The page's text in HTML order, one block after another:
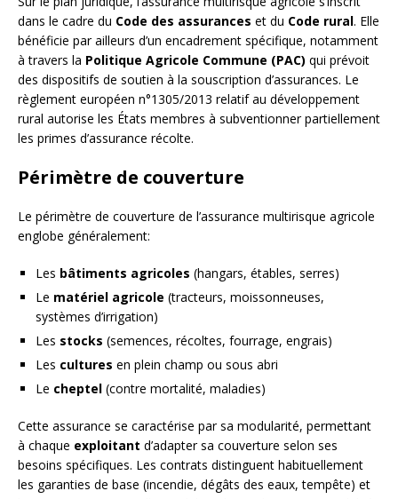
dans le cadre du Code des assurances et du Code rural. Elle
bénéficie par ailleurs d’un encadrement spécifique, notamment
à travers la Politique Agricole Commune (PAC) qui prévoit
des dispositifs de soutien à la souscription d’assurances. Le
règlement européen n°1305/2013 relatif au développement
rural autorise les États membres à subventionner partiellement
les primes d’assurance récolte.
Périmètre de couverture
Le périmètre de couverture de l’assurance multirisque agricole
englobe généralement:
Les bâtiments agricoles (hangars, étables, serres)
Le matériel agricole (tracteurs, moissonneuses,
systèmes d’irrigation)
Les stocks (semences, récoltes, fourrage, engrais)
Les cultures en plein champ ou sous abri
Le cheptel (contre mortalité, maladies)
Cette assurance se caractérise par sa modularité, permettant
à chaque exploitant d’adapter sa couverture selon ses
besoins spécifiques. Les contrats distinguent habituellement
les garanties de base (incendie, dégâts des eaux, tempête) et